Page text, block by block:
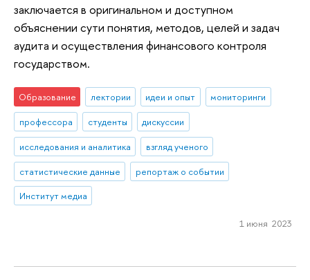
заключается в оригинальном и доступном
объяснении сути понятия, методов, целей и задач
аудита и осуществления финансового контроля
государством.
Образование лектории идеи и опыт
мониторинги
профессора
студенты
дискуссии
исследования и аналитика
взгляд ученого
статистические данные
репортаж о событии
Институт медиа
1 июня 2023